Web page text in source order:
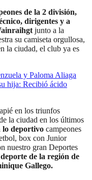
de la 2 división,
dirigentes y a
junto a la
su camiseta orgullosa,
la ciudad, el club ya es
y Paloma Aliaga
hija: Recibió ácido
en los triunfos
la ciudad en los últimos
lo deportivo campeones
box con Junior
nuestro gran Deportes
de la región de
Gallego.